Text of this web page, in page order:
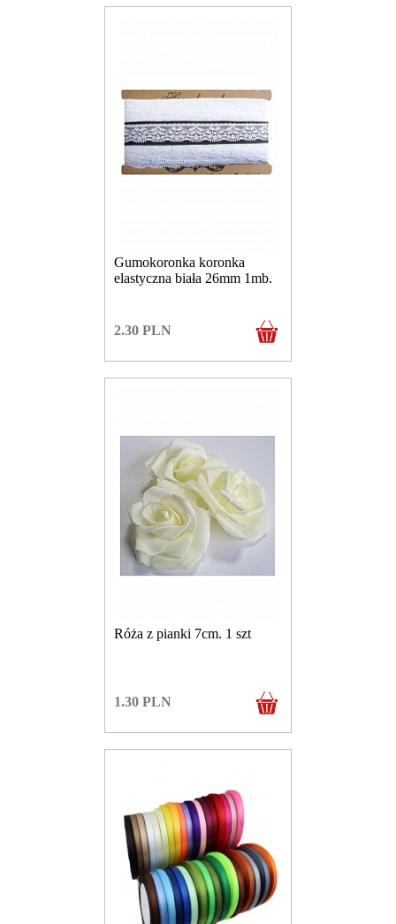
Gumokoronka koronka
elastyczna biała 26mm 1mb.
2.30 PLN
Róża z pianki 7cm. 1 szt
1.30 PLN